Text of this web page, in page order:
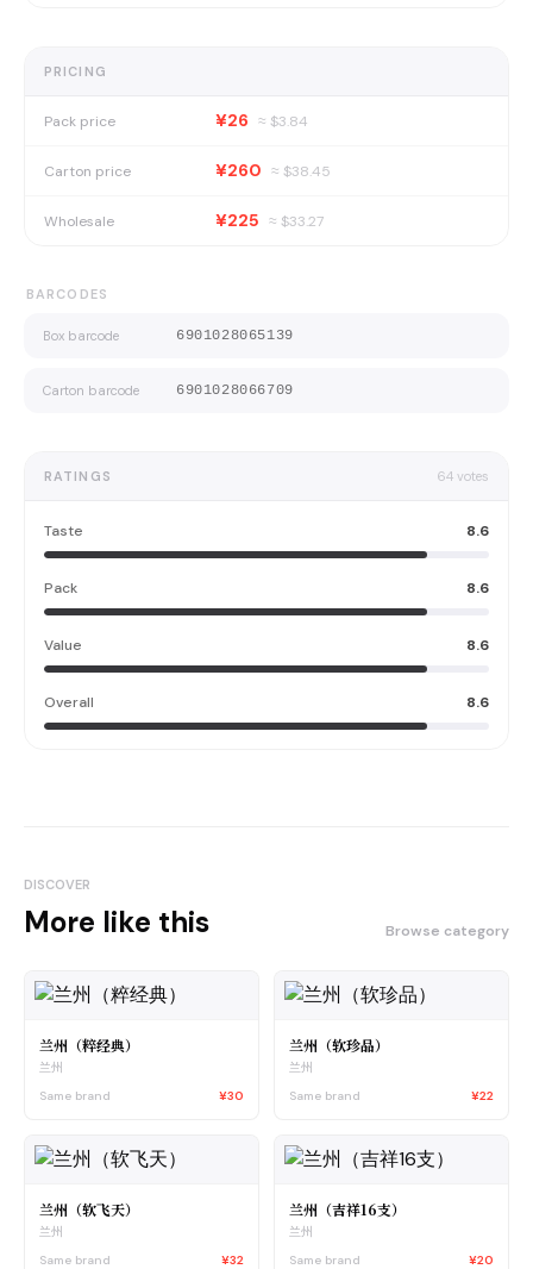
PRICING
Pack price ¥26 ≈ $3.84
Carton price ¥260 ≈ $38.45
Wholesale ¥225 ≈ $33.27
BARCODES
Box barcode 6901028065139
Carton barcode 6901028066709
RATINGS 64 votes
Taste 8.6
Pack 8.6
Value 8.6
Overall 8.6
DISCOVER
More like this Browse category
兰州（粹经典）
兰州
Same brand
¥30
兰州（软珍品）
兰州
Same brand
¥22
兰州（软飞天）
兰州
Same brand
¥32
兰州（吉祥16支）
兰州
Same brand
¥20